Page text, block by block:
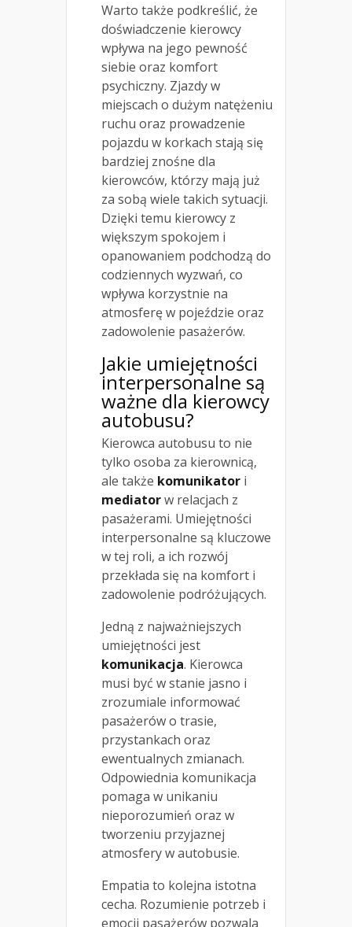
Warto także podkreślić, że
doświadczenie kierowcy
wpływa na jego pewność
siebie oraz komfort
psychiczny. Zjazdy w
miejscach o dużym natężeniu
ruchu oraz prowadzenie
pojazdu w korkach stają się
bardziej znośne dla
kierowców, którzy mają już
za sobą wiele takich sytuacji.
Dzięki temu kierowcy z
większym spokojem i
opanowaniem podchodzą do
codziennych wyzwań, co
wpływa korzystnie na
atmosferę w pojeździe oraz
zadowolenie pasażerów.
Jakie umiejętności
interpersonalne są
ważne dla kierowcy
autobusu?
Kierowca autobusu to nie
tylko osoba za kierownicą,
ale także komunikator i
mediatorw relacjach z
pasażerami. Umiejętności
interpersonalne są kluczowe
w tej roli, a ich rozwój
przekłada się na komfort i
zadowolenie podróżujących.
Jedną z najważniejszych
umiejętności jest
komunikacja. Kierowca
musi być w stanie jasno i
zrozumiale informować
pasażerów o trasie,
przystankach oraz
ewentualnych zmianach.
Odpowiednia komunikacja
pomaga w unikaniu
nieporozumień oraz w
tworzeniu przyjaznej
atmosfery w autobusie.
Empatia to kolejna istotna
cecha. Rozumienie potrzeb i
emocji pasażerów pozwala